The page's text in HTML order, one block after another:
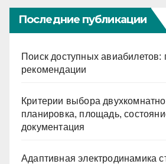
Последние публикации
Поиск доступных авиабилетов:
рекомендации
Критерии выбора
планировка, площадь,
документация
Адаптивная электродинамика